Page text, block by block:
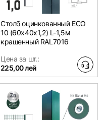
Столб оцинкованный ЕСО
10 (60х40x1,2) L-1,5м
крашенный RAL7016
Цена за шт.:
225,00 лей